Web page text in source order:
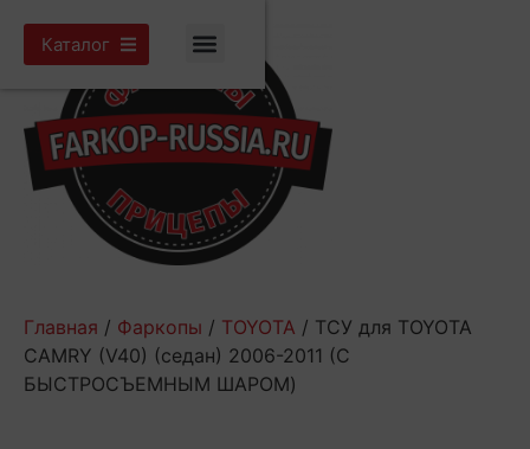
Каталог
Главная / Фаркопы / TOYOTA / ТСУ для TOYOTA
CAMRY (V40) (седан) 2006-2011 (С
БЫСТРОСЪЕМНЫМ ШАРОМ)